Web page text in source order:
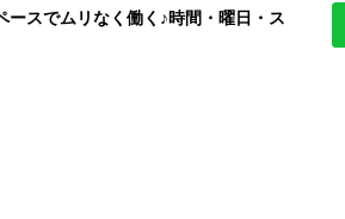
予定派遣
スでムリなく働く♪時間・曜日・ス